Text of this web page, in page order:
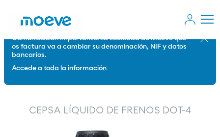
Comunicación importante: La sociedad de Moeve que
os factura va a cambiar su denominación, NIF y datos
bancarios.
Accede a toda la información
Cerrar
CEPSA LÍQUIDO DE FRENOS DOT-4